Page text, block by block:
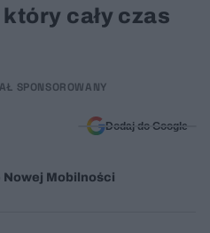
cały czas
SPONSOROWANY
Dodaj do Google
Nowej Mobilności